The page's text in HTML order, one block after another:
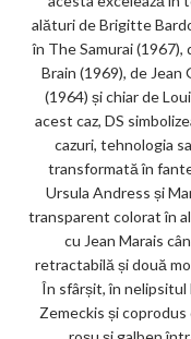
alături de Brigitte
în The Samurai (1967),
Brain (1969), de
(1964) și chiar de
acest caz, DS
cazuri, tehnologia
transformată în
Ursula Andress și
transparent colorat în
cu Jean Marais
retractabilă și două
În sfârșit, în nelipsitul
Zemeckis și